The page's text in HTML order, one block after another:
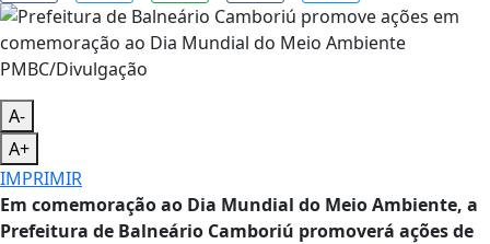
PMBC/Divulgação
A-
A+
IMPRIMIR
Em comemoração ao Dia Mundial do Meio Ambiente, a
Prefeitura de Balneário Camboriú promoverá ações de